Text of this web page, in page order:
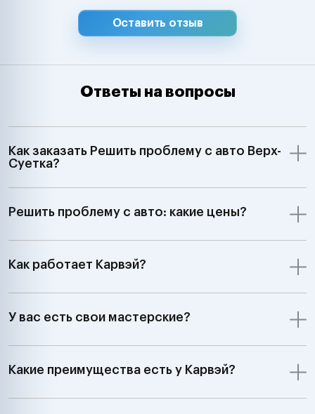
Оставить отзыв
Ответы на вопросы
Как заказать Решить проблему с авто Верх-
Суетка?
Решить проблему с авто: какие цены?
Как работает Карвэй?
У вас есть свои мастерские?
Какие преимущества есть у Карвэй?